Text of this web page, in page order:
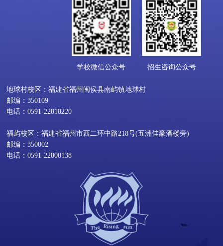
学校微信公众号 招生咨询公众号
地球村校区：福建省福州闽侯县南屿镇地球村
邮编：350109
电话：0591-22818220
福屿校区：福建省福州市西二环中路218号(五洲佳豪酒楼旁)
邮编：350002
电话：0591-22800138